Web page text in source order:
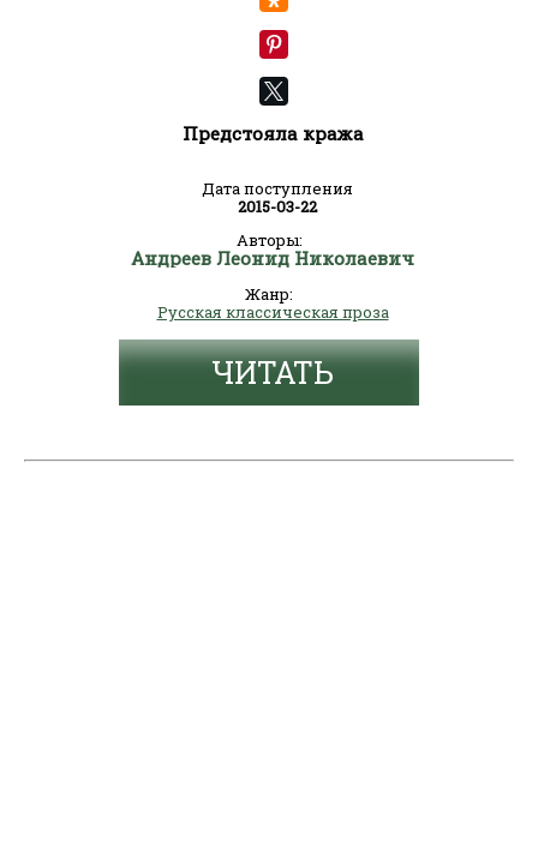
Предстояла кража
Дата поступления
2015-03-22
Авторы:
Андреев Леонид Николаевич
Жанр:
Русская классическая проза
ЧИТАТЬ